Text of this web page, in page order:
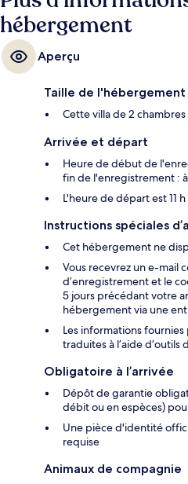
hébergement
Aperçu
Taille de l'hébergement
Cette villa de 2 chambres
Arrivée et départ
Heure de début de
fin de l'enregistrement :
L'heure de départ est 11
Instructions spéciales
Cet hébergement ne
Vous recevrez un e-mail
d’enregistrement et le
5 jours précédant votre
hébergement via une
Les informations
traduites à l’aide
Obligatoire à l’arrivée
Dépôt de garantie
débit ou en espèces)
Une pièce d'identité
requise
Animaux de compagnie